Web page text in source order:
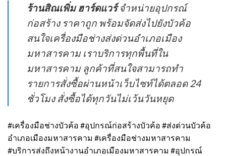
ร้านสิณเพิ่ม ฮาร์ดแวร์จำหน่ายอุปกรณ์
ก่อสร้าง ราคาถูก พร้อมจัดส่งไปยังบัวค้อ
สนใจเครื่องมือช่างส่งด่วนอำเภอเมือง
มหาสารคาม เราบริการทุกพื้นที่ใน
มหาสารคาม ลูกค้าที่สนใจสามารถทำ
รายการสั่งซื้อผ่านหน้าเว็บไซท์ได้ตลอด 24
ชั่วโมง สั่งซื้อได้ทุกวันไม่เว้นวันหยุด
#เครื่องมือช่างบัวค้อ #อุปกรณ์ก่อสร้างบัวค้อ #ส่งด่วนบัวค้อ
อำเภอเมืองมหาสารคาม #เครื่องมือช่างมหาสารคาม
#บริการส่งถึงหน้างานอำเภอเมืองมหาสารคาม #อุปกรณ์